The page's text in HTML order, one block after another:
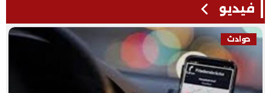
فيديو
حوادث